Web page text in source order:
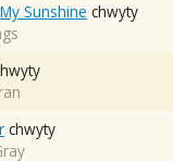
Sunshine chwyty
chwyty